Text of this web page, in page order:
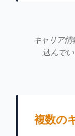
キャリア情
込んで
複数の